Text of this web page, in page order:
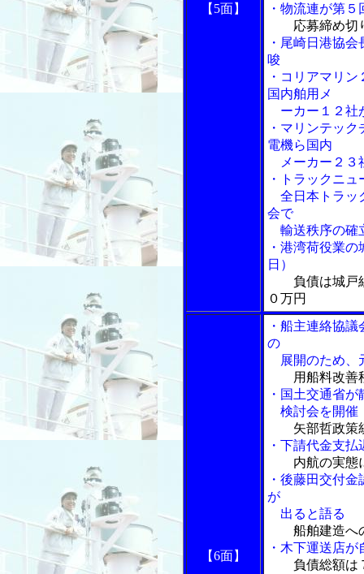
【5面】
・物流連が第
応募締め切
・尾崎日港協
唆
・コリアマリ
国内舶用メ
ーカー１２社
・マリンテッ
電機ら国内
メーカー２３
・トラックニュ
全日本トラッ
会で
輸送秩序の確
・港湾荷役業
日）
負債は城戸
０万円
【6面】
・船主連絡協
の
展開のため、
用船料改善
・国土交通省
検討会を開催
矢部哲政策
・下請代金支
内航の実態
・後藤田交付
が
出ると語る
船舶建造へ
・木下運送店
負債総額は